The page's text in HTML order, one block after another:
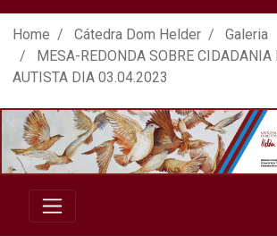
ATO EM DEFESA DA
Home Cátedra Dom Helder
Galeria
MESA-REDONDA SOBRE CIDADANIA
AUTISTA DIA 03.04.2023